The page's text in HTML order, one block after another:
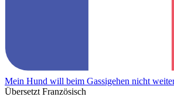
Mein Hund will beim Gassigehen nicht
Übersetzt Französisch